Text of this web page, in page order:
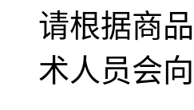
请根据商
术人员会